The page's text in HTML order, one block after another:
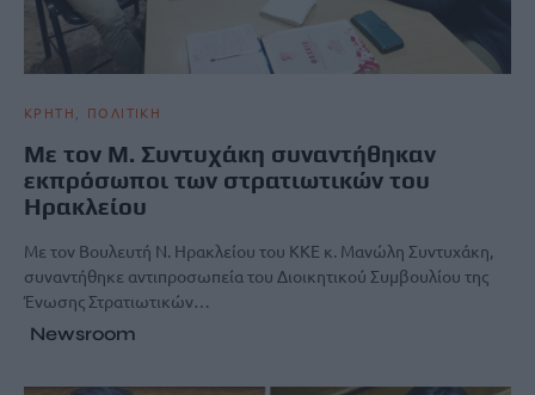
ΚΡΗΤΗ ΠΟΛΙΤΙΚΗ
Με τον Μ. Συντυχάκη συναντήθηκαν
εκπρόσωποι των στρατιωτικών του
Ηρακλείου
Με τον Βουλευτή Ν. Ηρακλείου του ΚΚΕ κ. Μανώλη Συντυχάκη,
συναντήθηκε αντιπροσωπεία του Διοικητικού Συμβουλίου της
Ένωσης Στρατιωτικών…
Newsroom